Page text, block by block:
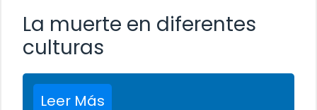
La muerte en diferentes
culturas
Leer Más